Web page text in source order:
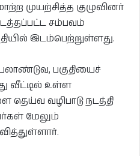
முயற்சித்த குழுவினர்
சம்பவம்
இடம்பெற்றுள்ளது.
பகுதியைச்
வீட்டில் உள்ள
வழிபாடு நடத்தி
மேலும்